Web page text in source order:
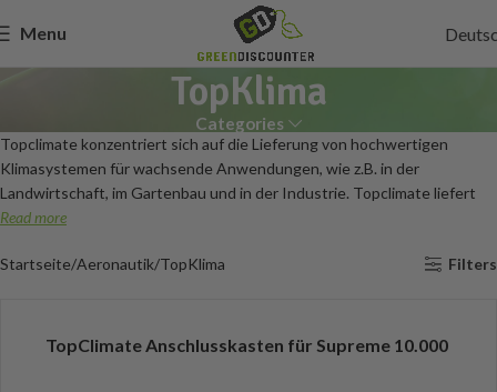
Menu
TopKlima
Categories
Topclimate konzentriert sich auf die Lieferung von hochwertigen
Klimasystemen für wachsende Anwendungen, wie z.B. in der
Landwirtschaft, im Gartenbau und in der Industrie. Topclimate liefert
Read more
Startseite Aeronautik TopKlima Filters
TopClimate Anschlusskasten für Supreme 10.000